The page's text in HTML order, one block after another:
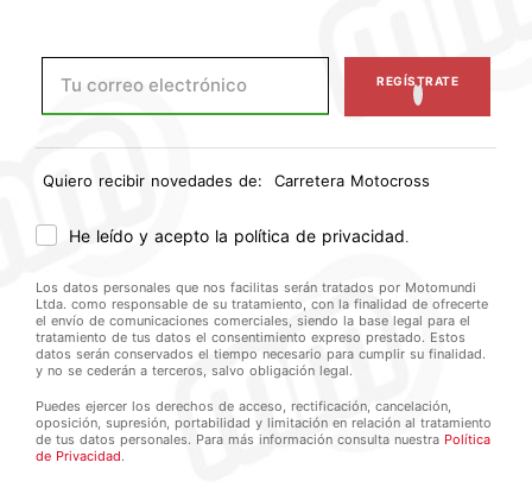
CARRETERA
Chaquetas
Guantes
Pantalones
Trajes / monos
Electrónica
Térmicos
MOTOCROSS
Botas
Antiparras
Jerseys
Guantes
Protecciones
REGÍSTRATE
Quiero recibir novedades de: Carretera Motocross
He leído y acepto la política de privacidad.
Los datos personales que nos facilitas serán tratados por Motomundi
Ltda. como responsable de su tratamiento, con la finalidad de ofrecerte
el envío de comunicaciones comerciales, siendo la base legal para el
tratamiento de tus datos el consentimiento expreso prestado. Estos
datos serán conservados el tiempo necesario para cumplir su finalidad.
y no se cederán a terceros, salvo obligación legal.
Puedes ejercer los derechos de acceso, rectificación, cancelación,
oposición, supresión, portabilidad y limitación en relación al tratamiento
de tus datos personales. Para más información consulta nuestra Política
de Privacidad.